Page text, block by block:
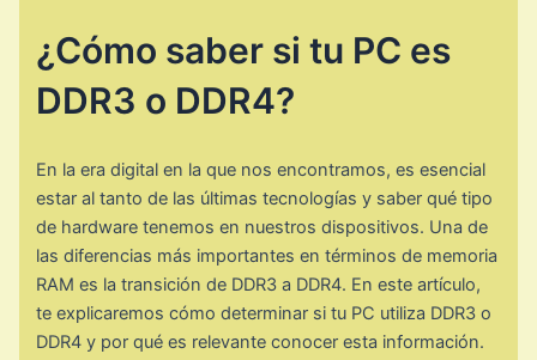
¿Cómo saber si tu PC es
DDR3 o DDR4?
En la era digital en la que nos encontramos, es esencial
estar al tanto de las últimas tecnologías y saber qué tipo
de hardware tenemos en nuestros dispositivos. Una de
las diferencias más importantes en términos de memoria
RAM es la transición de DDR3 a DDR4. En este artículo,
te explicaremos cómo determinar si tu PC utiliza DDR3 o
DDR4 y por qué es relevante conocer esta información.